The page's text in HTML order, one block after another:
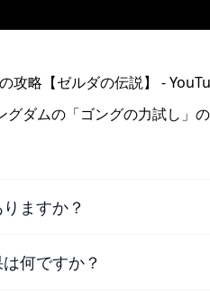
ダムの「ゴングの力試し」の
ますか？
何ですか？